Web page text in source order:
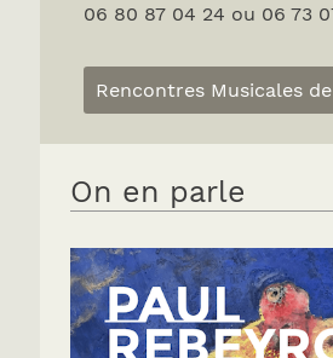
06 80 87 04 24 ou 06 73
Rencontres Musicales
On en parle